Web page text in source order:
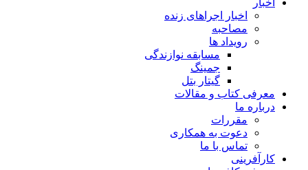
اخبار
اخبار اجراهای زنده
مصاحبه
رویداد ها
مسابقه نوازندگی
جمینگ
گیتار بتل
معرفی کتاب و مقالات
درباره ما
مقررات
دعوت به همکاری
تماس با ما
کارآفرینی